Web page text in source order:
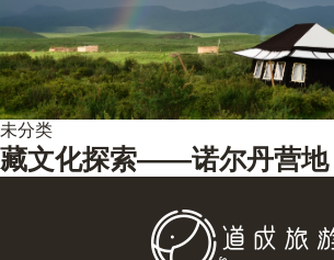
未分类
藏文化探索——诺尔丹营地